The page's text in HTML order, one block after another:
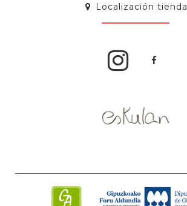
Localización tienda